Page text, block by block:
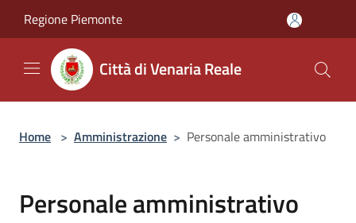
Regione Piemonte
Città di Venaria Reale
Home > Amministrazione > Personale amministrativo
Personale amministrativo